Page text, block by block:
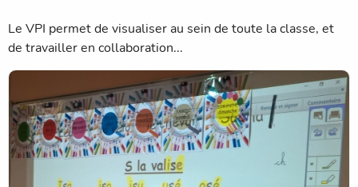
Le VPI permet de visualiser au sein de toute la classe, et
de travailler en collaboration...